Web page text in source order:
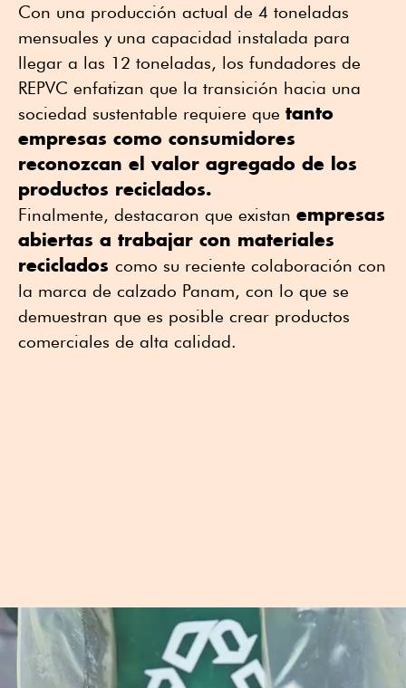
Con una producción actual de 4 toneladas
mensuales y una capacidad instalada para
llegar a las 12 toneladas, los fundadores de
REPVC enfatizan que la transición hacia una
sociedad sustentable requiere que tanto
empresas como consumidores
reconozcan el valor agregado de los
productos reciclados.
Finalmente, destacaron que existan empresas
abiertas a trabajar con materiales
reciclados como su reciente colaboración con
la marca de calzado Panam, con lo que se
demuestran que es posible crear productos
comerciales de alta calidad.